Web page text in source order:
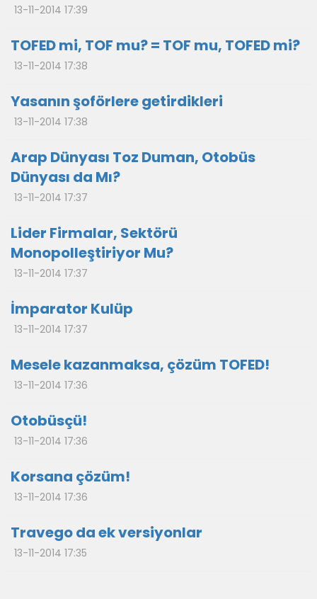
13-11-2014 17:39
TOFED mi, TOF mu? = TOF mu, TOFED mi?
13-11-2014 17:38
Yasanın şoförlere getirdikleri
13-11-2014 17:38
Arap Dünyası Toz Duman, Otobüs
Dünyası da Mı?
13-11-2014 17:37
Lider Firmalar, Sektörü
Monopolleştiriyor Mu?
13-11-2014 17:37
İmparator Kulüp
13-11-2014 17:37
Mesele kazanmaksa, çözüm TOFED!
13-11-2014 17:36
Otobüsçü!
13-11-2014 17:36
Korsana çözüm!
13-11-2014 17:36
Travego da ek versiyonlar
13-11-2014 17:35